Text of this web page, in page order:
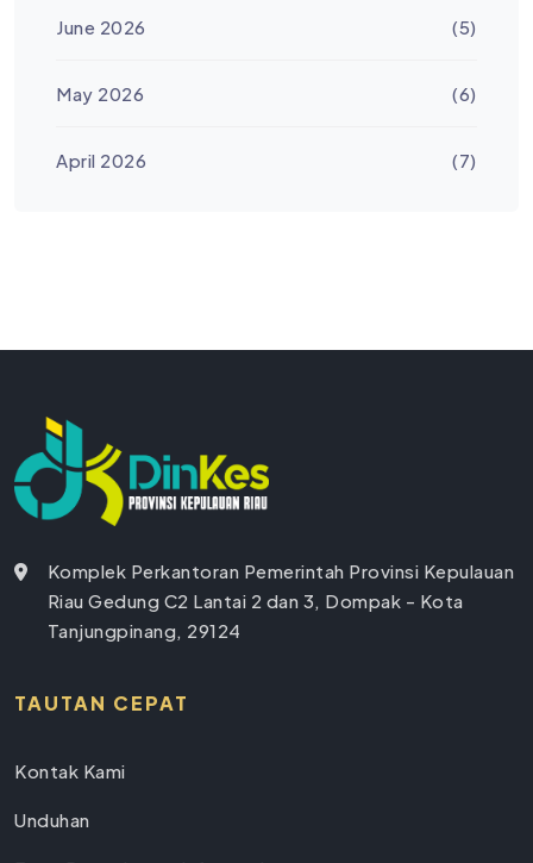
June 2026 (5)
May 2026 (6)
April 2026 (7)
Komplek Perkantoran Pemerintah Provinsi Kepulauan
Riau Gedung C2 Lantai 2 dan 3, Dompak - Kota
Tanjungpinang, 29124
TAUTAN CEPAT
Kontak Kami
Unduhan